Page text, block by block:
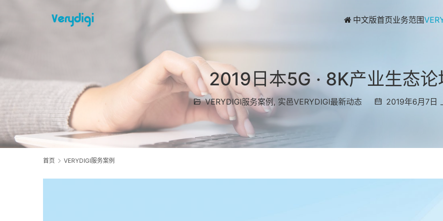
中文版首页业务范围
2019日本5G · 8K产业生态论
VERYDIGI服务案例, 实邑VERYDIGI最新动态 2019年6月7日
首页 VERYDIGI服务案例